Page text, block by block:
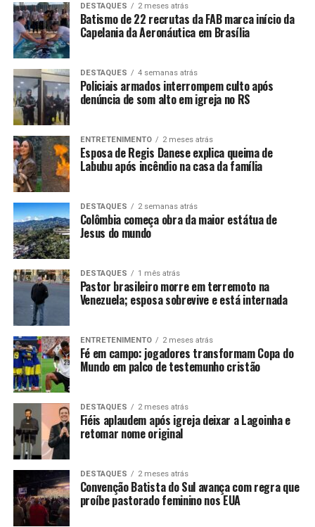
DESTAQUES 2 meses atrás
Batismo de 22 recrutas da FAB marca início da
Capelania da Aeronáutica em Brasília
DESTAQUES 4 semanas atrás
Policiais armados interrompem culto após
denúncia de som alto em igreja no RS
ENTRETENIMENTO 2 meses atrás
Esposa de Regis Danese explica queima de
Labubu após incêndio na casa da família
DESTAQUES 2 semanas atrás
Colômbia começa obra da maior estátua de
Jesus do mundo
DESTAQUES 1 mês atrás
Pastor brasileiro morre em terremoto na
Venezuela; esposa sobrevive e está internada
ENTRETENIMENTO 2 meses atrás
Fé em campo: jogadores transformam Copa do
Mundo em palco de testemunho cristão
DESTAQUES 2 meses atrás
Fiéis aplaudem após igreja deixar a Lagoinha e
retomar nome original
DESTAQUES 2 meses atrás
Convenção Batista do Sul avança com regra que
proíbe pastorado feminino nos EUA